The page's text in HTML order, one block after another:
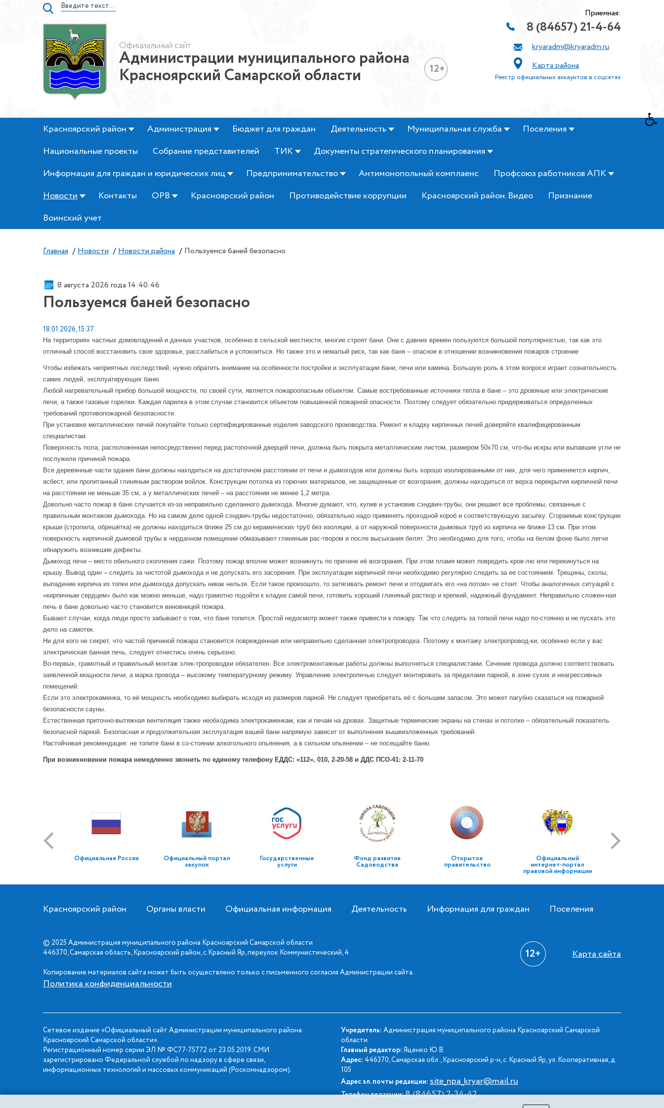
Официальный сайт
Администрации муниципального района
Красноярский Самарской области 12+
Приемная:
8 (84657) 21-4-64
kryaradm@kryaradm.ru
Карта района
Реестр официальных аккаунтов в соцсетях
Красноярский район Администрация Бюджет для граждан Деятельность Муниципальная служба
Поселения
Национальные проекты
Собрание представителей ТИК
Документы стратегического планирования
Информация для граждан и юридических лиц
Предпринимательство Антимонопольный комплаенс
Профсоюз работников АПК
Новости
Контакты ОРВ Красноярский район Противодействие коррупции Красноярский район. Видео
Признание
Воинский учет
Главная / Новости / Новости района / Пользуемся баней безопасно
8 августа 2026 года 14:40:46
Пользуемся баней безопасно
18.01.2026, 15:37
На территориях частных домовладений и дачных участков, особенно в сельской местности, многие строят бани. Они с давних времен пользуются большой популярностью, так как это
отличный способ восстановить свое здоровье, расслабиться и успокоиться. Но также это и немалый риск, так как баня – опасное в отношении возникновения пожаров строение
Чтобы избежать неприятных последствий, нужно обратить внимание на особенности постройки и эксплуатации бани, печи или камина. Большую роль в этом вопросе играет сознательность
самих людей, эксплуатирующих баню.
Любой нагревательный прибор большой мощности, по своей сути, является пожароопасным объектом. Самые востребованные источники тепла в бане – это дровяные или электрические
печи, а также газовые горелки. Каждая парилка в этом случае становится объектом повышенной пожарной опасности. Поэтому следует обязательно придерживаться определенных
требований противопожарной безопасности.
При установке металлических печей покупайте только сертифицированные изделия заводского производства. Ремонт и кладку кирпичных печей доверяйте квалифицированным
специалистам.
Поверхность пола, расположенная непосредственно перед растопочной дверцей печи, должна быть покрыта металлическим листом, размером 50х70 см, что-бы искры или выпавшие угли не
послужили причиной пожара.
Все деревянные части здания бани должны находиться на достаточном расстоянии от печи и дымоходов или должны быть хорошо изолированными от них, для чего применяется кирпич,
асбест, или пропитанный глиняным раствором войлок. Конструкции потолка из горючих материалов, не защищенные от возгорания, должны находиться от верха перекрытия кирпичной печи
на расстоянии не меньше 35 см, а у металлических печей – на расстоянии не менее 1,2 метра.
Довольно часто пожар в бане случается из-за неправильно сделанного дымохода. Многие думают, что, купив и установив сэндвич-трубы, они решают все проблемы, связанные с
правильным монтажом дымохода. Но на самом деле одной сэндвич-трубы недостаточно, обязательно надо применять проходной короб и соответствующую засыпку. Сгораемые конструкции
крыши (стропила, обрешётка) не должны находиться ближе 25 см до керамических труб без изоляции, а от наружной поверхности дымовых труб из кирпича не ближе 13 см. При этом
поверхность кирпичной дымовой трубы в чердачном помещении обмазывают глиняным рас-твором и после высыхания белят. Это необходимо для того, чтобы на белом фоне было легче
обнаружить возникшие дефекты.
Дымоход печи – место обильного скопления сажи. Поэтому пожар вполне может возникнуть по причине её возгорания. При этом пламя может повредить кров-лю или перекинуться на
крышу. Вывод один – следить за чистотой дымохода и не допускать его засорения. При эксплуатации кирпичной печи необходимо регулярно следить за ее состоянием. Трещины, сколы,
выпадение кирпича из топки или дымохода допускать никак нельзя. Если такое произошло, то затягивать ремонт печи и отодвигать его «на потом» не стоит. Чтобы аналогичных ситуаций с
«кирпичным сердцем» было как можно меньше, надо грамотно подойти к кладке самой печи, готовить хороший глиняный раствор и крепкий, надежный фундамент. Неправильно сложен-ная
печь в бане довольно часто становится виновницей пожара.
Бывают случаи, когда люди просто забывают о том, что баня топится. Простой недосмотр может также привести к пожару. Так что следить за топкой печи надо по-стоянно и не пускать это
дело на самотек.
Ни для кого не секрет, что частой причиной пожара становится поврежденная или неправильно сделанная электропроводка. Поэтому к монтажу электропровод-ки, особенно если у вас
электрическая банная печь, следует отнестись очень серьезно.
Во-первых, грамотный и правильный монтаж элек-тропроводки обязателен. Все электромонтажные работы должны выполняться специалистами. Сечение провода должно соответствовать
заявленной мощности печи, а марка провода – высокому температурному режиму. Управление электропечью следует монтировать за пределами парной, в зоне сухих и неагрессивных
помещений.
Если это электрокаменка, то её мощность необходимо выбирать исходя из размеров парной. Не следует приобретать её с большим запасом. Это может пагубно сказаться на пожарной
безопасности сауны.
Естественная приточно-вытяжная вентиляция также необходима электрокаменкам, как и печам на дровах. Защитные термические экраны на стенах и потолке – обязательный показатель
безопасной парной. Безопасная и продолжительная эксплуатация вашей бани напрямую зависит от выполнения вышеизложенных требований.
Настойчивая рекомендация: не топите бани в со-стоянии алкогольного опьянения, а в сильном опьянении – не посещайте баню.
При возникновении пожара немедленно звонить по единому телефону ЕДДС: «112», 010, 2-20-58 и ДДС ПСО-41: 2-11-70
Официальная Россия Официальный портал
закупок
Государственные
услуги
Фонд развития
Садоводства
Открытое
правительство
Официальный
интернет-портал
правовой информации
Красноярский район Органы власти Официальная информация Деятельность Информация для граждан Поселения
© 2025 Администрация муниципального района Красноярский Самарской области
446370, Самарская область, Красноярский район, с.Красный Яр, переулок Коммунистический, 4
Копирование материалов сайта может быть осуществлено только с письменного согласия Администрации сайта.
Политика конфиденциальности
12+ Карта сайта
Сетевое издание «Официальный сайт Администрации муниципального района
Красноярский Самарской области».
Регистрационный номер серии ЭЛ № ФС77-75772 от 23.05.2019. СМИ
зарегистрировано Федеральной службой по надзору в сфере связи,
информационных технологий и массовых коммуникаций (Роскомнадзором).
Учредитель: Администрация муниципального района Красноярский Самарской
области
Главный редактор: Яценко Ю.В.
Адрес: 446370, Самарская обл., Красноярский р-н, с. Красный Яр, ул. Кооперативная, д.
105
Адрес эл. почты редакции:site_npa_kryar@mail.ru
Телефон редакции:8 (84657) 2-34-42